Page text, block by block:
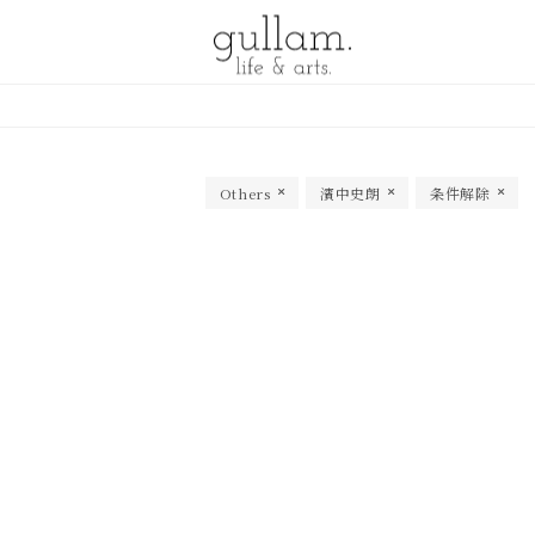
Others 濱中史朗 条件解除